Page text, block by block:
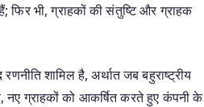
फिर भी, ग्राहकों की संतुष्टि और ग्राहक
शामिल है, अर्थात जब बहुराष्ट्रीय
नए ग्राहकों को आकर्षित करते हुए कंपनी के